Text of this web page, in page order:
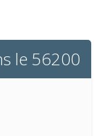
le 56200